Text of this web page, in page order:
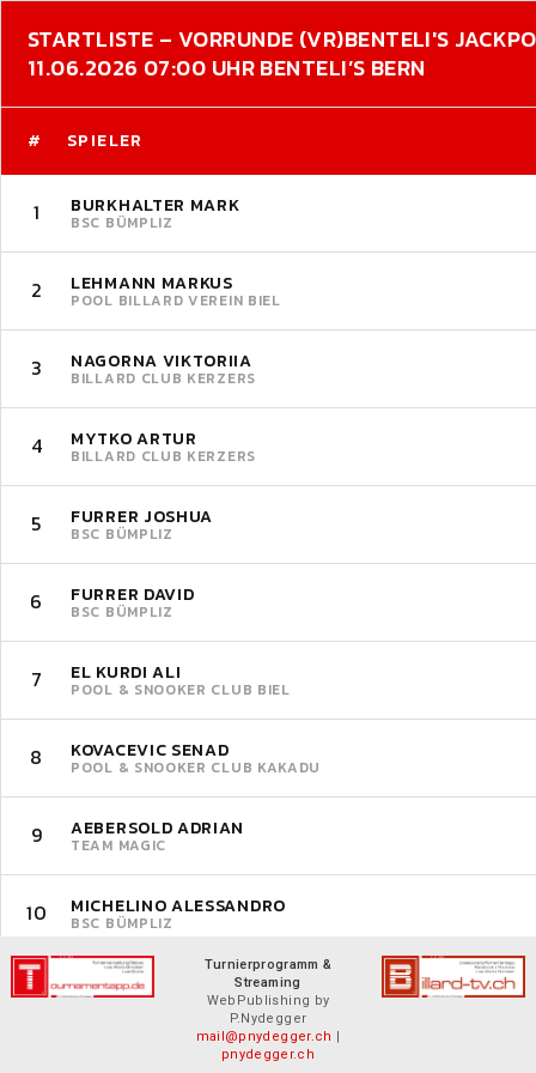
STARTLISTE – VORRUNDE (VR)BENTELI'S
11.06.2026 07:00 UHR BENTELI’S BERN
# SPIELER
1 BURKHALTER MARK
BSC BÜMPLIZ
2 LEHMANN MARKUS
POOL BILLARD VEREIN BIEL
3 NAGORNA VIKTORIIA
BILLARD CLUB KERZERS
4 MYTKO ARTUR
BILLARD CLUB KERZERS
5 FURRER JOSHUA
BSC BÜMPLIZ
6 FURRER DAVID
BSC BÜMPLIZ
7 EL KURDI ALI
POOL & SNOOKER CLUB BIEL
8 KOVACEVIC SENAD
POOL & SNOOKER CLUB KAKADU
9 AEBERSOLD ADRIAN
TEAM MAGIC
10 MICHELINO ALESSANDRO
BSC BÜMPLIZ
Turnierprogramm &
Streaming
WebPublishing by
P.Nydegger
mail@pnydegger.ch |
pnydegger.ch